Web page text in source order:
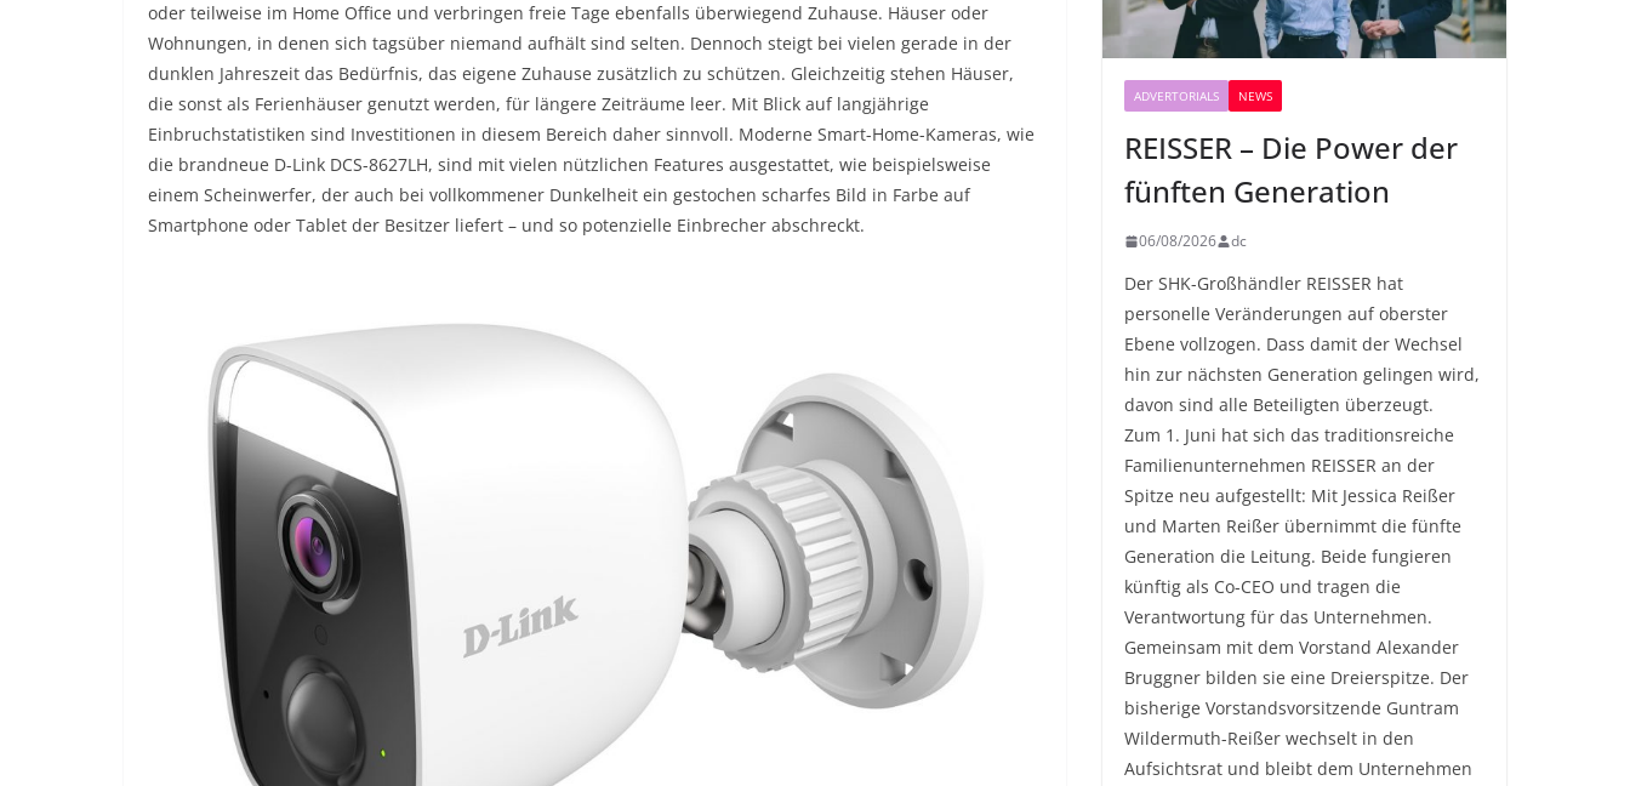
oder teilweise im Home Office und verbringen freie Tage ebenfalls überwiegend Zuhause. Häuser oder
Wohnungen, in denen sich tagsüber niemand aufhält sind selten. Dennoch steigt bei vielen gerade in der
dunklen Jahreszeit das Bedürfnis, das eigene Zuhause zusätzlich zu schützen. Gleichzeitig stehen Häuser,
die sonst als Ferienhäuser genutzt werden, für längere Zeiträume leer. Mit Blick auf langjährige
Einbruchstatistiken sind Investitionen in diesem Bereich daher sinnvoll. Moderne Smart-Home-Kameras, wie
die brandneue D-Link DCS-8627LH, sind mit vielen nützlichen Features ausgestattet, wie beispielsweise
einem Scheinwerfer, der auch bei vollkommener Dunkelheit ein gestochen scharfes Bild in Farbe auf
Smartphone oder Tablet der Besitzer liefert – und so potenzielle Einbrecher abschreckt.
ADVERTORIALS NEWS
REISSER – Die Power der
fünften Generation
06/08/2026 dc
Der SHK-Großhändler REISSER hat
personelle Veränderungen auf oberster
Ebene vollzogen. Dass damit der Wechsel
hin zur nächsten Generation gelingen wird,
davon sind alle Beteiligten überzeugt.
Zum 1. Juni hat sich das traditionsreiche
Familienunternehmen REISSER an der
Spitze neu aufgestellt: Mit Jessica Reißer
und Marten Reißer übernimmt die fünfte
Generation die Leitung. Beide fungieren
künftig als Co-CEO und tragen die
Verantwortung für das Unternehmen.
Gemeinsam mit dem Vorstand Alexander
Bruggner bilden sie eine Dreierspitze. Der
bisherige Vorstandsvorsitzende Guntram
Wildermuth-Reißer wechselt in den
Aufsichtsrat und bleibt dem Unternehmen